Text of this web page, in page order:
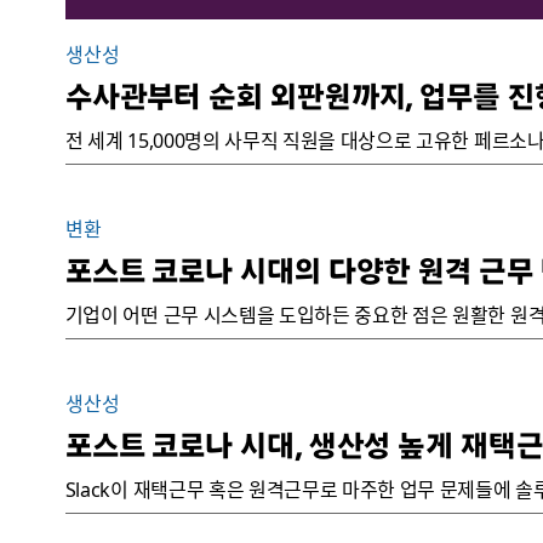
생산성
수사관부터 순회 외판원까지, 업무를
전 세계 15,000명의 사무직 직원을 대상으로 고유한 페르소
변환
포스트 코로나 시대의 다양한 원격 근무
기업이 어떤 근무 시스템을 도입하든 중요한 점은 원활한
생산성
포스트 코로나 시대, 생산성 높게 재택
Slack이 재택근무 혹은 원격근무로 마주한 업무 문제들에 솔